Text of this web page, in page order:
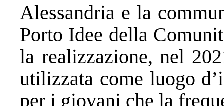
Alessandria e la
Porto Idee della
la realizzazione, nel
utilizzata come luogo
per i giovani che la